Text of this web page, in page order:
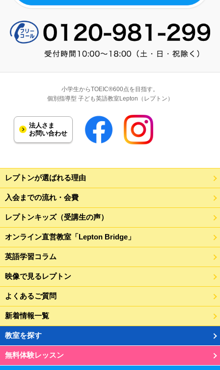
小学生からTOEIC®600点を目指す。
個別指導型 子ども英語教室Lepton（レプトン）
法人さま
お問い合わせ
レプトンが選ばれる理由
入会までの流れ・会費
レプトンキッズ（受講生の声）
オンライン直営教室「Lepton Bridge」
英語学習コラム
映像で見るレプトン
よくあるご質問
新着情報一覧
教室を探す
無料体験レッスン